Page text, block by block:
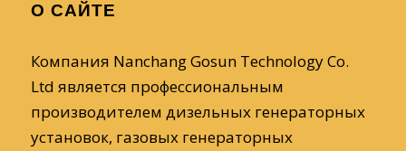
О САЙТЕ
Компания Nanchang Gosun Technology Co.
Ltd является профессиональным
производителем дизельных генераторных
установок, газовых генераторных